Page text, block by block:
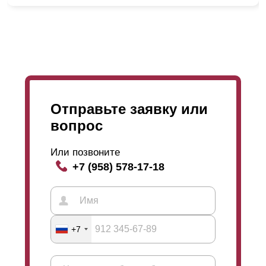
Отправьте заявку или
вопрос
Или позвоните
+7 (958) 578-17-18
+7